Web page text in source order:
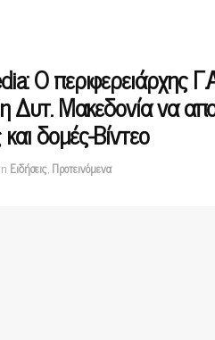
O περιφερειάρχης
η Δυτ. Μακεδονία να
δομές-Βίντεο
in Ειδήσεις,Προτεινόμενα